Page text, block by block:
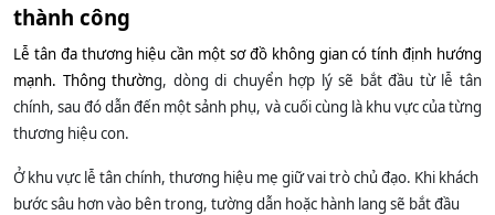
thành công
Lễ tân đa thương hiệu cần một sơ đồ không gian có tính định hướng
mạnh. Thông thường, dòng di chuyển hợp lý sẽ bắt đầu từ lễ tân
chính, sau đó dẫn đến một sảnh phụ, và cuối cùng là khu vực của từng
thương hiệu con.
Ở khu vực lễ tân chính, thương hiệu mẹ giữ vai trò chủ đạo. Khi khách
bước sâu hơn vào bên trong, tường dẫn hoặc hành lang sẽ bắt đầu